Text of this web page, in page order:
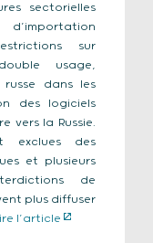
sectorielles
sur
usage,
dans les
des logiciels
vers la Russie.
exclues des
et plusieurs
de
plus diffuser
l’article